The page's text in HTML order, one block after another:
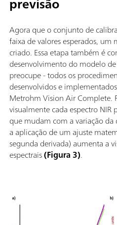
Agora que o conjunto de
faixa de valores esperados, um
criado. Essa etapa também é
desenvolvimento do modelo
preocupe - todos os
desenvolvidos e
Metrohm Vision Air Complete.
visualmente cada espectro NIR
que mudam com a variação da
a aplicação de um ajuste
segunda derivada) aumenta a
espectrais(Figura 3).